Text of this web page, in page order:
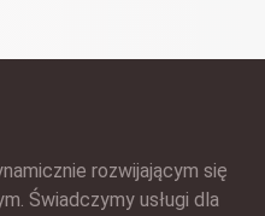
rozwijającym się
Świadczymy usługi dla